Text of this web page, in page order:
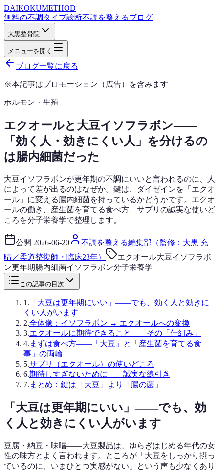
DAIKOKUMETHOD
無料の不調タイプ診断不調を整えるブログ
大黒整骨院
メニューを開く
ブログ一覧に戻る
※本記事はプロモーション（広告）を含みます
ホルモン・生殖
エクオールと大豆イソフラボン——
「効く人・効きにくい人」を分けるの
は腸内細菌だった
大豆イソフラボンが更年期の不調にいいと言われるのに、人
によって差が出るのはなぜか。鍵は、ダイゼインを「エクオ
ール」に変える腸内細菌を持っているかどうかです。エクオ
ールの働き、産生菌を育てる食べ方、サプリの誠実な使いど
ころを分子栄養学で整理します。
公開 2026-06-20
不調を整える編集部（監修：大黒 充
晴／柔道整復師・臨床23年）
エクオール大豆イソフラボ
ン更年期腸内細菌イソフラボン分子栄養学
この記事の目次
1 . 「大豆は更年期にいい」——でも、効く人と効きに
くい人がいます
2.全体像：イソフラボン → エクオールへの変換
3.エクオールに期待できること——その「仕組み」
4. まずは食べ方——「大豆」と「産生菌を育てる食
事」の両輪
5.サプリ（エクオール）の使いどころ
6.期待しすぎないために——誠実な線引き
7. まとめ：鍵は「大豆」より「腸の菌」
「大豆は更年期にいい」——でも、効
く人と効きにくい人がいます
豆腐・納豆・味噌——大豆製品は、ゆらぎはじめる年代の女
性の味方とよく言われます。ところが「大豆をしっかり摂っ
ているのに、いまひとつ実感がない」という声も少なくあり